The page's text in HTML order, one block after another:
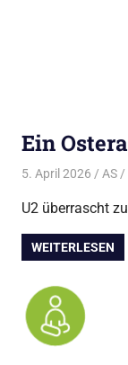
Ein
5. April 2026 AS
U2 überrascht
WEITERLESEN